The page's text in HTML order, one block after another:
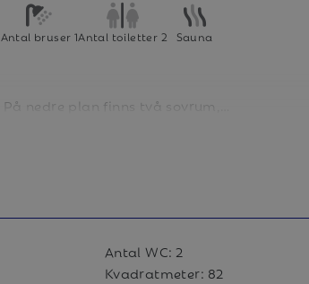
Antal bruser 1Antal toiletter 2 Sauna
Alla våra boenden är kopplade till
Antal WC: 2
Kvadratmeter: 82